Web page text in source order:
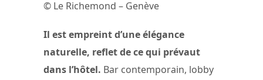
© Le Richemond – Genève
Il est empreint d’une élégance
naturelle, reflet de ce qui prévaut
dans l’hôtel. Bar contemporain, lobby